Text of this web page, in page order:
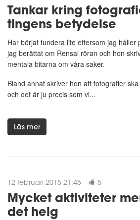
Tankar kring
tingens betydelse
Har börjat fundera lite eftersom jag håller
jag berättat om Rensai röran och hon
mentala bitarna om våra saker.
Bland annat skriver hon att fotografier
och det är ju precis som vi...
Läs mer
12 februari 2015 21:45 5
Mycket aktiviteter
det helg